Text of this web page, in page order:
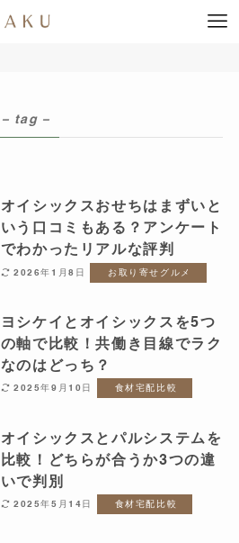
– tag –
オイシックスおせちはまずいと
いう口コミもある？アンケート
でわかったリアルな評判
2026年1月8日 お取り寄せグルメ
ヨシケイとオイシックスを5つ
の軸で比較！共働き目線でラク
なのはどっち？
2025年9月10日 食材宅配比較
オイシックスとパルシステムを
比較！どちらが合うか3つの違
いで判別
2025年5月14日 食材宅配比較